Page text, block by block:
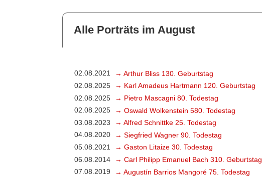
Alle Porträts im August
02.08.2021
→ Arthur Bliss 130. Geburtstag
02.08.2025
→ Karl Amadeus Hartmann 120. Geburtstag
02.08.2025
→ Pietro Mascagni 80. Todestag
02.08.2025
→ Oswald Wolkenstein 580. Todestag
03.08.2023
→ Alfred Schnittke 25. Todestag
04.08.2020
→ Siegfried Wagner 90. Todestag
05.08.2021
→ Gaston Litaize 30. Todestag
06.08.2014
→ Carl Philipp Emanuel Bach 310. Geburtstag
07.08.2019
→ Augustín Barrios Mangoré 75. Todestag